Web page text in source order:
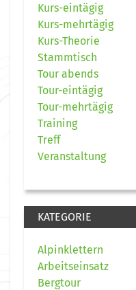
Kurs-eintägig
Kurs-mehrtägig
Kurs-Theorie
Stammtisch
Tour abends
Tour-eintägig
Tour-mehrtägig
Training
Treff
Veranstaltung
KATEGORIE
Alpinklettern
Arbeitseinsatz
Bergtour